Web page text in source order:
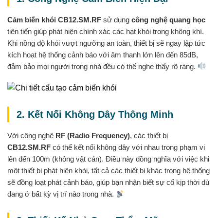
Cảm biến khói CB12.SM.RF sử dụng công nghệ quang học
tiên tiến giúp phát hiện chính xác các hạt khói trong không khí.
Khi nồng độ khói vượt ngưỡng an toàn, thiết bị sẽ ngay lập tức
kích hoạt hệ thống cảnh báo với âm thanh lớn lên đến 85dB,
đảm bảo mọi người trong nhà đều có thể nghe thấy rõ ràng.
2. Kết Nối Không Dây Thông Minh
Với công nghệ RF (Radio Frequency), các thiết bị
CB12.SM.RF có thể kết nối không dây với nhau trong phạm vi
lên đến 100m (không vật cản). Điều này đồng nghĩa với việc khi
một thiết bị phát hiện khói, tất cả các thiết bị khác trong hệ thống
sẽ đồng loạt phát cảnh báo, giúp bạn nhận biết sự cố kịp thời dù
đang ở bất kỳ vị trí nào trong nhà.